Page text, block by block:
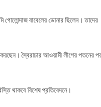
গোলোন্দাজ বাবেলের ডোনার ছিলেন। তাদের
স্বৈরাচার আওয়ামী লীগের পতনের
থাকবে বিশেষ প্রতিবেদনে।